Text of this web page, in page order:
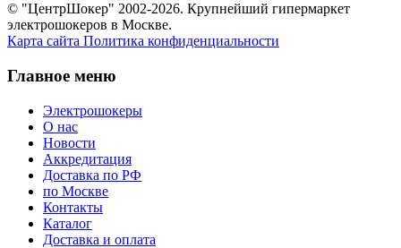
© "ЦентрШокер" 2002-2026. Крупнейший гипермаркет
электрошокеров в Москве.
Карта сайта Политика конфиденциальности
Главное меню
Электрошокеры
О нас
Новости
Аккредитация
Доставка по РФ
по Москве
Контакты
Каталог
Доставка и оплата